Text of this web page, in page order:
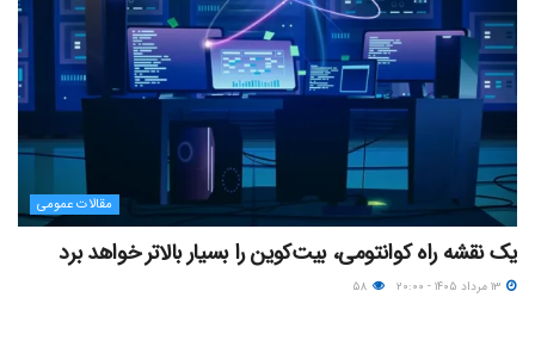
مقالات عمومی
یک نقشه راه کوانتومی، بیت‌کوین را بسیار بالاتر خواهد برد